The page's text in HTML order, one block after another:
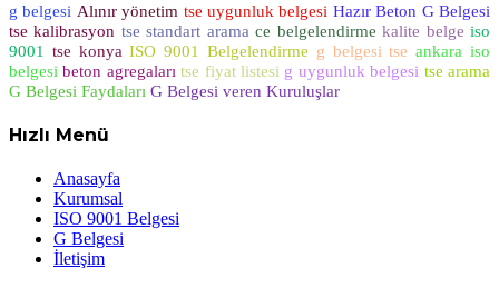
g belgesi Alınır yönetim tse uygunluk belgesi Hazır Beton G Belgesi
tse kalibrasyon tse standart arama ce belgelendirme kalite belge iso
9001
tse konya ISO 9001 Belgelendirme g belgesi tse ankara iso
belgesi beton agregaları tse fiyat listesi g uygunluk belgesi tse arama
G Belgesi Faydaları G Belgesi veren Kuruluşlar
Hızlı Menü
Anasayfa
Kurumsal
ISO 9001 Belgesi
G Belgesi
İletişim